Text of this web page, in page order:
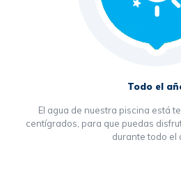
Todo el
El agua de nuestra piscina está
centígrados, para que puedas
durante todo el